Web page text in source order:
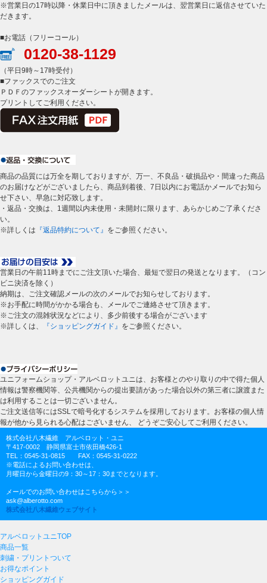
※営業日の17時以降・休業日中に頂きましたメールは、翌営業日に返信させていた
だきます。
■お電話（フリーコール）
0120-38-1129
（平日9時～17時受付）
■ファックスでのご注文
ＰＤＦのファックスオーダーシートが開きます。
プリントしてご利用ください。
商品の品質には万全を期しておりますが、万一、不良品・破損品や・間違った商品
のお届けなどがございましたら、商品到着後、7日以内にお電話かメールでお知ら
せ下さい、早急に対応致します。
・返品・交換は、1週間以内未使用・未開封に限ります、あらかじめご了承くださ
い。
※詳しくは 『返品特約について』 をご参照ください。
営業日の午前11時までにご注文頂いた場合、最短で翌日の発送となります。（コン
ビニ決済を除く）
納期は、ご注文確認メールの次のメールでお知らせしております。
※お手配に時間がかかる場合も、メールでご連絡させて頂きます。
※ご注文の混雑状況などにより、多少前後する場合がございます
※詳しくは、
『ショッピングガイド』 をご参照ください。
ユニフォームショップ・アルベロットユニは、お客様とのやり取りの中で得た個人
情報は警察機関等、公共機関からの提出要請があった場合以外の第三者に譲渡また
は利用することは一切ございません。
ご注文送信等にはSSLで暗号化するシステムを採用しております。お客様の個人情
報が他から見られる心配はございません、 どうぞご安心してご利用ください。
株式会社八木繊維 アルベロット・ユニ
〒417-0002 静岡県富士市依田橋426-1
TEL：0545-31-0815 FAX：0545-31-0222
※電話によるお問い合わせは、
月曜日から金曜日の9：30～17：30までとなります。
メールでのお問い合わせはこちらから＞＞
ask@alberotto.com
株式会社八木繊維ウェブサイト
アルベロットユニTOP
商品一覧
刺繍・プリントついて
お得なポイント
ショッピングガイド